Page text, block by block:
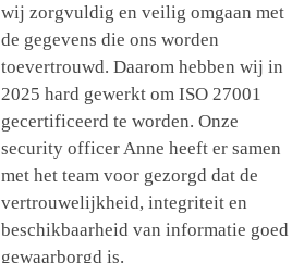
wij zorgvuldig en veilig omgaan met
de gegevens die ons worden
toevertrouwd. Daarom hebben wij in
2025 hard gewerkt om ISO 27001
gecertificeerd te worden. Onze
security officer Anne heeft er samen
met het team voor gezorgd dat de
vertrouwelijkheid, integriteit en
beschikbaarheid van informatie goed
gewaarborgd is.